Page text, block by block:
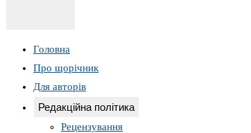
Головна
Про щорічник
Для авторів
Редакційна політика
Рецензування